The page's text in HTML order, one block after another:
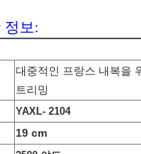
정보:
대중적인 프랑스 내복을
트리밍
YAXL- 2104
19 cm